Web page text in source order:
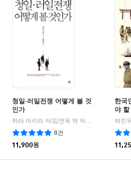
청일·러일전쟁 어떻게 볼 것
인가
|
살림출판사
8건
11,900원
한국
야
박진